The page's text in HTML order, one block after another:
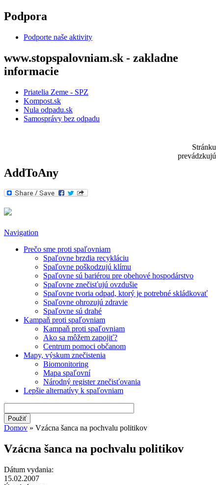
Skočiť na hlavný obsah
Podpora
Podporte naše aktivity
www.stopspalovniam.sk - zakladne
informacie
Priatelia Zeme - SPZ
Kompost.sk
Nula odpadu.sk
Samosprávy bez odpadu
Stránku
prevádzkujú
AddToAny
Navigation
Prečo sme proti spaľovniam
Spaľovne brzdia recykláciu
Spaľovne poškodzujú klímu
Spaľovne sú bariérou pre obehové hospodárstvo
Spaľovne znečisťujú ovzdušie
Spaľovne tvoria odpad, ktorý je potrebné skládkovať
Spaľovne ohrozujú zdravie
Spaľovne sú drahé
Kampaň proti spaľovniam
Kampaň proti spaľovniam
Ako sa môžem zapojiť?
Centrum pomoci občanom
Mapy, výskum znečistenia
Biomonitoring
Mapa spaľovní
Národný register znečisťovania
Lepšie alternatívy k spaľovniam
Domov » Vzácna šanca na pochvalu politikov
Vzácna šanca na pochvalu politikov
Dátum vydania:
15.02.2007